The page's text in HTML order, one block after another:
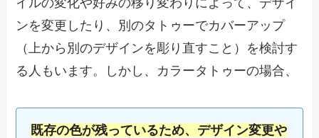
ンを変更したり、別のタトゥーでカバーアップ
（上から別のデザインを彫り直すこと）を検討す
る人もいます。しかし、カラータトゥーの場合、
既存の色が残っているため、デザイン変更や